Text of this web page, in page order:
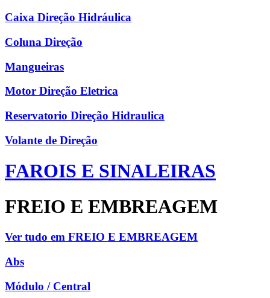
Caixa Direção Hidráulica
Coluna Direção
Mangueiras
Motor Direção Eletrica
Reservatorio Direção Hidraulica
Volante de Direção
FAROIS E SINALEIRAS
FREIO E EMBREAGEM
Ver tudo em FREIO E EMBREAGEM
Abs
Módulo / Central